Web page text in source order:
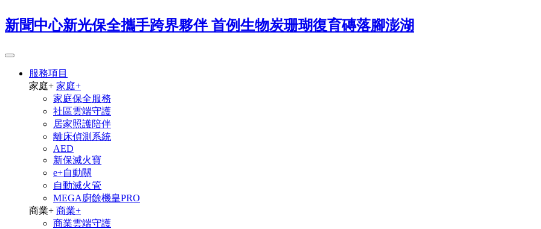
新聞中心新光保全攜手跨界夥伴 首例生物炭珊瑚復育磚落腳澎湖
服務項目
家庭+ 家庭+
家庭保全服務
社區雲端守護
居家照護陪伴
離床偵測系統
AED
新保滅火寶
e+自動關
自動滅火管
MEGA廚餘機皇PRO
商業+ 商業+
商業雲端守護